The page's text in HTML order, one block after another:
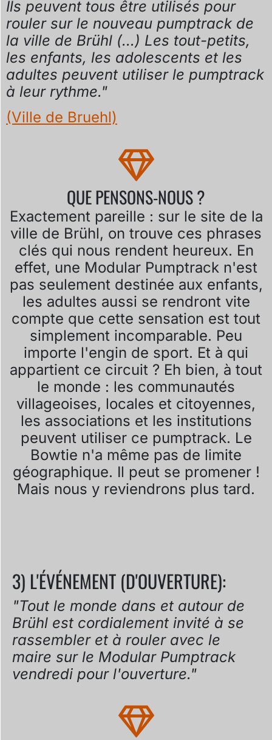
Ils peuvent tous être utilisés pour
rouler sur le nouveau pumptrack de
la ville de Brühl (...) Les tout-petits,
les enfants, les adolescents et les
adultes peuvent utiliser le pumptrack
à leur rythme."
(Ville de Bruehl)
QUE PENSONS-NOUS ?
Exactement pareille : sur le site de la
ville de Brühl, on trouve ces phrases
clés qui nous rendent heureux. En
effet, une Modular Pumptrack n'est
pas seulement destinée aux enfants,
les adultes aussi se rendront vite
compte que cette sensation est tout
simplement incomparable. Peu
importe l'engin de sport. Et à qui
appartient ce circuit ? Eh bien, à tout
le monde : les communautés
villageoises, locales et citoyennes,
les associations et les institutions
peuvent utiliser ce pumptrack. Le
Bowtie n'a même pas de limite
géographique. Il peut se promener !
Mais nous y reviendrons plus tard.
3) L'ÉVÉNEMENT (D'OUVERTURE):
"Tout le monde dans et autour de
Brühl est cordialement invité à se
rassembler et à rouler avec le
maire sur le Modular Pumptrack
vendredi pour l'ouverture."